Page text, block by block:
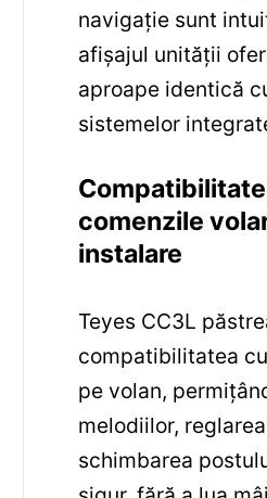
navigație sunt
afișajul unității
aproape identică
sistemelor
comenzile
instalare
Teyes CC3L
compatibilitatea
pe volan,
melodiilor,
schimbarea